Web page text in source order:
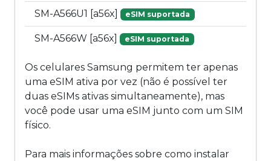
SM-A566U1 [a56x] eSIM suportada
SM-A566W [a56x] eSIM suportada
Os celulares Samsung permitem ter apenas
uma eSIM ativa por vez (não é possível ter
duas eSIMs ativas simultaneamente), mas
você pode usar uma eSIM junto com um SIM
físico.
Para mais informações sobre como instalar